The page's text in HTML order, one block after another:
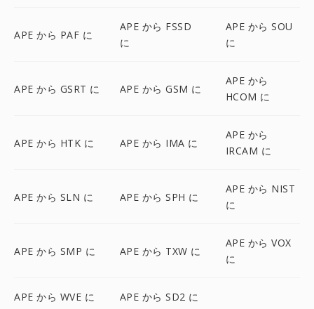
APE から PAF に
APE から FSSD
に
APE から SOU
に
APE から GSRT に APE から GSM に
APE から
HCOM に
APE から HTK に APE から IMA に
APE から
IRCAM に
APE から SLN に APE から SPH に
APE から NIST
に
APE から SMP に APE から TXW に
APE から VOX
に
APE から WVE に APE から SD2 に